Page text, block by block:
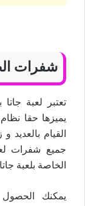
شفرات
تعتبر لعبة
يميزها حقا
القيام
جميع شفرات
الخاصة بلعبة
يمكنك